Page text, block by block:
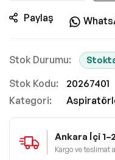
Paylaş
Stok Kodu
20267401
Kategori:
Ankara İçi
Kargo ve teslimat